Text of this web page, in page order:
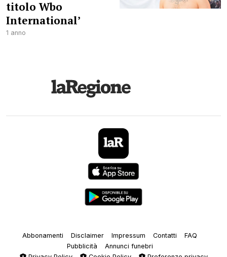
titolo Wbo
International’
1 anno
Abbonamenti Disclaimer Impressum Contatti
FAQ
Pubblicità
Annunci funebri